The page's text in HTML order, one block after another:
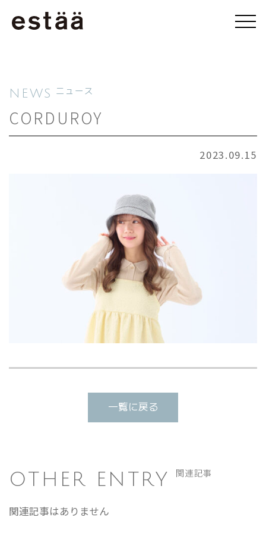
NEWS ニュース
CORDUROY
2023.09.15
一覧に戻る
OTHER ENTRY 関連記事
関連記事はありません